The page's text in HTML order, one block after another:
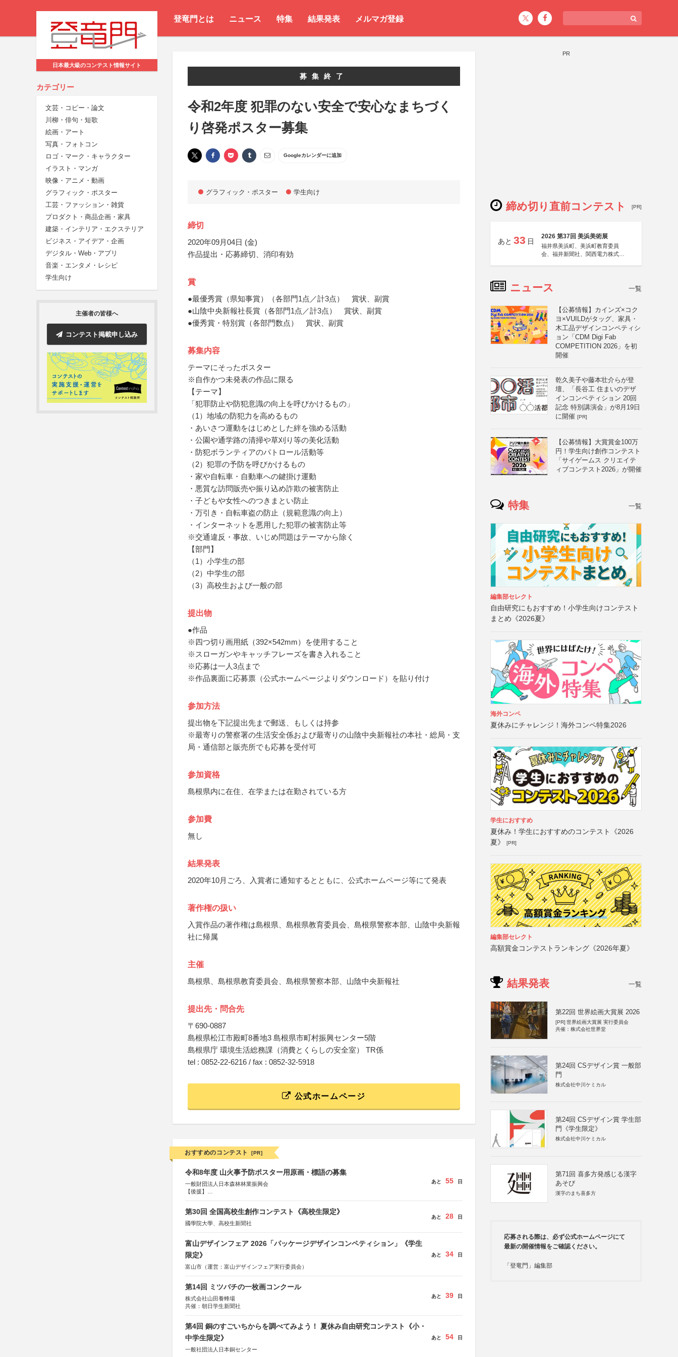
登竜門とは ニュース 特集 結果発表 メルマガ登録
日本最大級のコンテスト情報サイト
カテゴリー
文芸・コピー・論文
川柳・俳句・短歌
絵画・アート
写真・フォトコン
ロゴ・マーク・キャラクター
イラスト・マンガ
映像・アニメ・動画
グラフィック・ポスター
工芸・ファッション・雑貨
プロダクト・商品企画・家具
建築・インテリア・エクステリア
ビジネス・アイデア・企画
デジタル・Web・アプリ
音楽・エンタメ・レシピ
学生向け
主催者の皆様へ
コンテスト掲載申し込み
募集終了
令和2年度 犯罪のない安全で安心なまちづく
り啓発ポスター募集
Googleカレンダーに追加
グラフィック・ポスター 学生向け
締切
2020年09月04日 (金)
作品提出・応募締切、消印有効
賞
●最優秀賞（県知事賞）（各部門1点／計3点） 賞状、副賞
●山陰中央新報社長賞（各部門1点／計3点） 賞状、副賞
●優秀賞・特別賞（各部門数点） 賞状、副賞
募集内容
テーマにそったポスター
※自作かつ未発表の作品に限る
【テーマ】
「犯罪防止や防犯意識の向上を呼びかけるもの」
（1）地域の防犯力を高めるもの
・あいさつ運動をはじめとした絆を強める活動
・公園や通学路の清掃や草刈り等の美化活動
・防犯ボランティアのパトロール活動等
（2）犯罪の予防を呼びかけるもの
・家や自転車・自動車への鍵掛け運動
・悪質な訪問販売や振り込め詐欺の被害防止
・子どもや女性へのつきまとい防止
・万引き・自転車盗の防止（規範意識の向上）
・インターネットを悪用した犯罪の被害防止等
※交通違反・事故、いじめ問題はテーマから除く
【部門】
（1）小学生の部
（2）中学生の部
（3）高校生および一般の部
提出物
●作品
※四つ切り画用紙（392×542mm）を使用すること
※スローガンやキャッチフレーズを書き入れること
※応募は一人3点まで
※作品裏面に応募票（公式ホームページよりダウンロード）を貼り付け
参加方法
提出物を下記提出先まで郵送、もしくは持参
※最寄りの警察署の生活安全係および最寄りの山陰中央新報社の本社・総局・支
局・通信部と販売所でも応募を受付可
参加資格
島根県内に在住、在学または在勤されている方
参加費
無し
結果発表
2020年10月ごろ、入賞者に通知するとともに、公式ホームページ等にて発表
著作権の扱い
入賞作品の著作権は島根県、島根県教育委員会、島根県警察本部、山陰中央新報
社に帰属
主催
島根県、島根県教育委員会、島根県警察本部、山陰中央新報社
提出先・問合先
〒690-0887
島根県松江市殿町8番地3 島根県市町村振興センター5階
島根県庁 環境生活総務課（消費とくらしの安全室） TR係
tel : 0852-22-6216 / fax : 0852-32-5918
公式ホームページ
おすすめのコンテスト [PR]
令和8年度 山火事予防ポスター用原画・標語の募集
一般財団法人日本森林林業振興会
【後援】
あと 55 日
第30回 全国高校生創作コンテスト《高校生限定》
國學院大學、高校生新聞社
あと 28 日
富山デザインフェア 2026「パッケージデザインコンペティション」《学生
限定》
富山市（運営：富山デザインフェア実行委員会）
あと 34 日
第14回 ミツバチの一枚画コンクール
株式会社山田養蜂場
共催：朝日学生新聞社
あと 39 日
第4回 銅のすごいちからを調べてみよう！ 夏休み自由研究コンテスト《小・
中学生限定》
一般社団法人日本銅センター
あと 54 日
PR
締め切り直前コンテスト [PR]
あと 33 日
2026 第37回 美浜美術展
福井県美浜町、美浜町教育委員
会、福井新聞社、関西電力株式会
ニュース 一覧
【公募情報】カインズ×コク
ヨ×VUILDがタッグ、家具・
木工品デザインコンペティシ
ョン「CDM Digi Fab
COMPETITION 2026」を初
開催
乾久美子や藤本壮介らが登
壇、「長谷工 住まいのデザ
インコンペティション 20回
記念 特別講演会」が8月19日
に開催 [PR]
【公募情報】大賞賞金100万
円！学生向け創作コンテスト
「サイゲームス クリエイテ
ィブコンテスト2026」が開催
特集 一覧
編集部セレクト
自由研究にもおすすめ！小学生向けコンテスト
まとめ《2026夏》
海外コンペ
夏休みにチャレンジ！海外コンペ特集2026
学生におすすめ
夏休み！学生におすすめのコンテスト《2026
夏》
[PR]
編集部セレクト
高額賞金コンテストランキング《2026年夏》
結果発表 一覧
第22回 世界絵画大賞展 2026
[PR] 世界絵画大賞展 実行委員会
共催：株式会社世界堂
第24回 CSデザイン賞 一般部
門
株式会社中川ケミカル
第24回 CSデザイン賞 学生部
門《学生限定》
株式会社中川ケミカル
第71回 喜多方発感じる漢字
あそび
漢字のまち喜多方
応募される際は、必ず公式ホームページにて
最新の開催情報をご確認ください。
「登竜門」編集部